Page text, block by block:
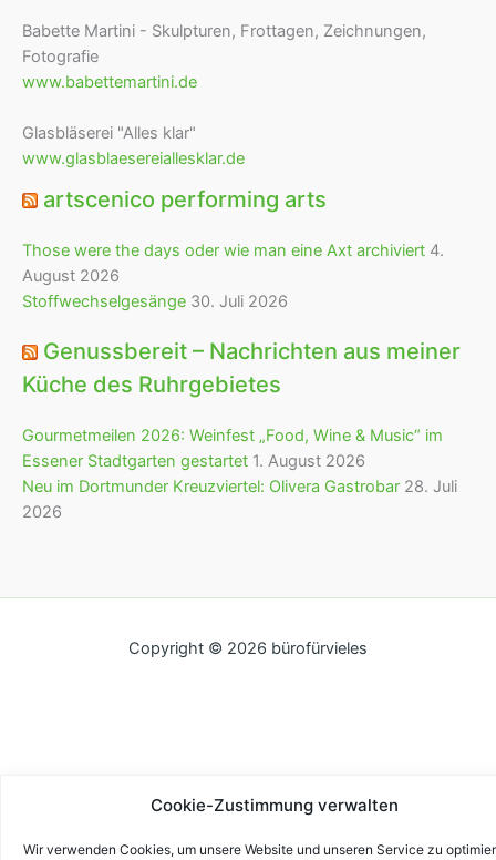
Cookie-Zustimmung verwalten
Wir verwenden Cookies, um unsere Website und unseren Service zu
Babette Martini - Skulpturen, Frottagen, Zeichnungen,
Fotografie
www.babettemartini.de
Glasbläserei "Alles klar"
www.glasblaesereiallesklar.de
artscenico performing arts
Those were the days oder wie man eine Axt archiviert 4.
August 2026
Stoffwechselgesänge 30. Juli 2026
Genussbereit – Nachrichten aus meiner
Küche des Ruhrgebietes
Gourmetmeilen 2026: Weinfest „Food, Wine & Music“ im
Essener Stadtgarten gestartet 1. August 2026
Neu im Dortmunder Kreuzviertel: Olivera Gastrobar 28. Juli
2026
Copyright © 2026 bürofürvieles